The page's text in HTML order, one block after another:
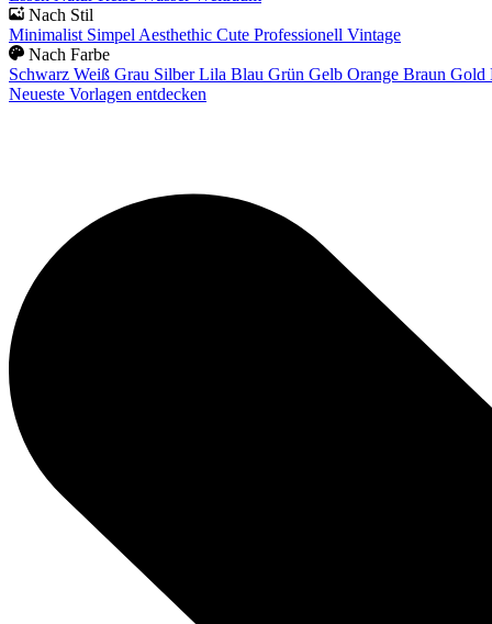
Nach Stil
Minimalist Simpel Aesthethic Cute Professionell Vintage
Nach Farbe
Schwarz Weiß Grau Silber Lila Blau Grün Gelb Orange Braun Gold
Neueste Vorlagen entdecken